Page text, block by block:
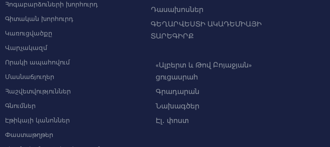
Հոգաբարձուների խորհուրդ
Գիտական խորհուրդ
Կառուցվածքը
Վարչակազմ
Որակի ապահովում
Մասնաճյուղեր
Հաշվետվություններ
Գնումներ
Էթիկայի կանոններ
Փաստաթղթեր
Դասախոսներ
ԳԵՂԱՐՎԵՍՏԻ ԱԿԱԴԵՄԻԱՅԻ
ՏԱՐԵԳԻՐՔ
«Ալբերտ և Թով Բոյաջյան»
ցուցասրահ
Գրադարան
Նախագծեր
Էլ․ փոստ